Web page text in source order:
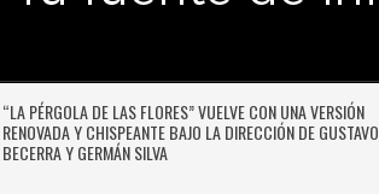
“LA PÉRGOLA DE LAS FLORES” VUELVE CON UNA VERSIÓN
RENOVADA Y CHISPEANTE BAJO LA DIRECCIÓN DE GUSTAVO
BECERRA Y GERMÁN SILVA